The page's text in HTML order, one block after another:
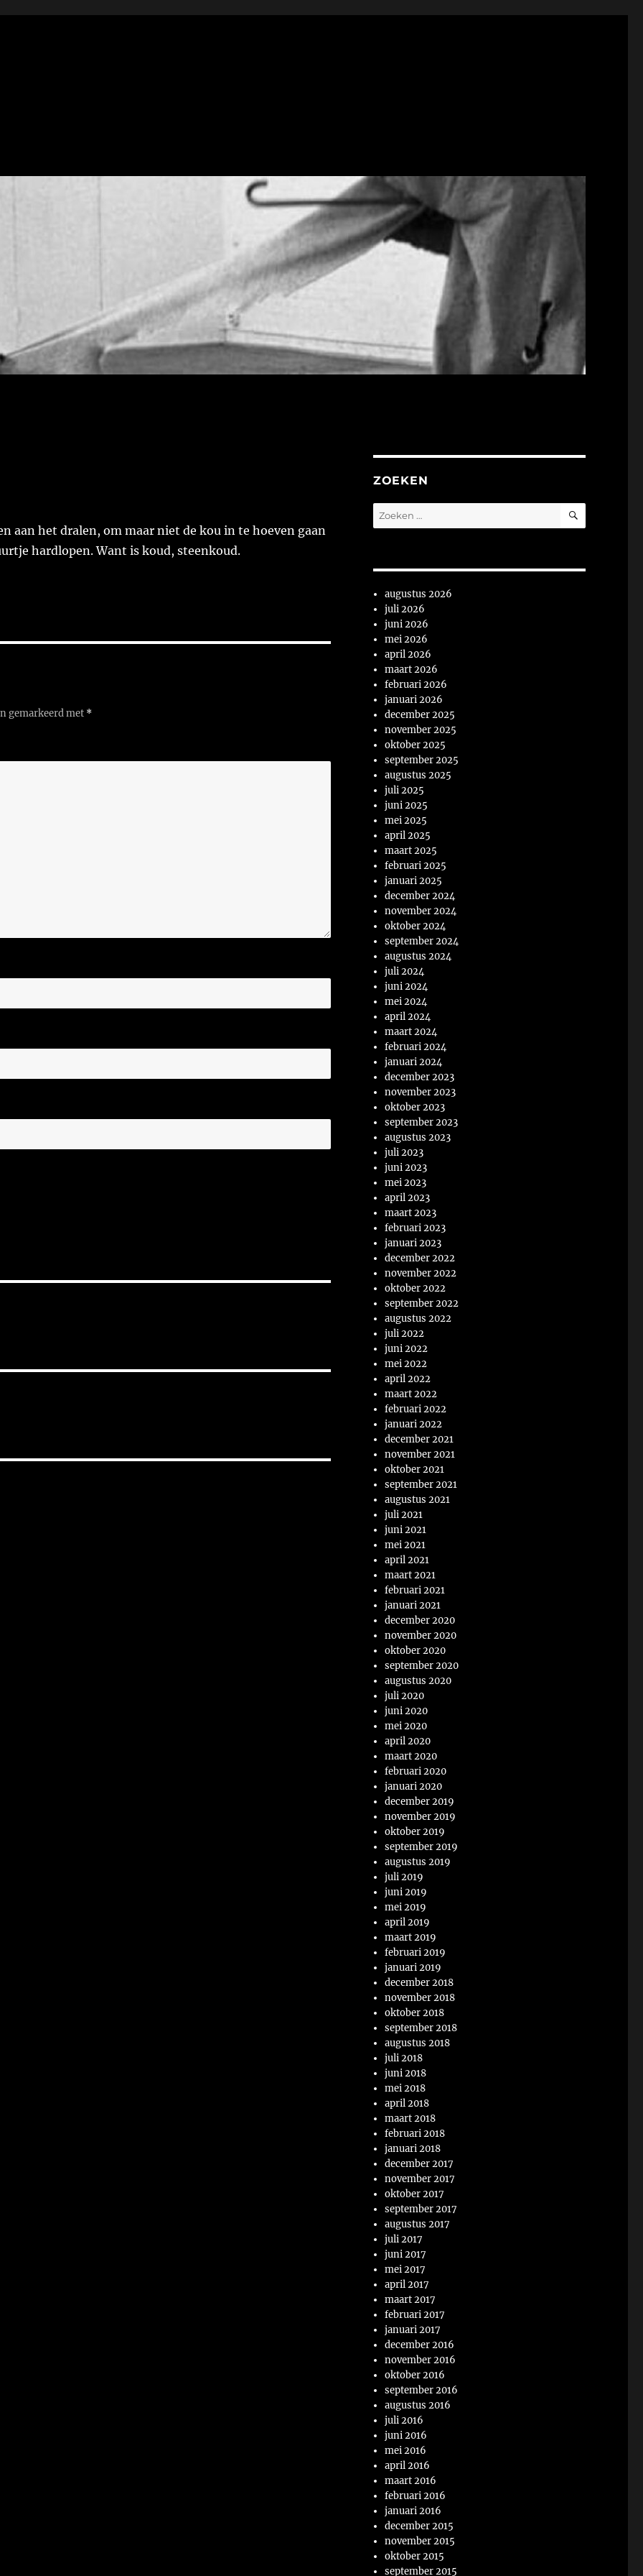
aan het dralen, om maar niet de kou in te hoeven gaan
hardlopen. Want is koud, steenkoud.
gemarkeerd met *
ZOEKEN
Zoeken
naar:
ZOEKEN
augustus 2026
juli 2026
juni 2026
mei 2026
april 2026
maart 2026
februari 2026
januari 2026
december 2025
november 2025
oktober 2025
september 2025
augustus 2025
juli 2025
juni 2025
mei 2025
april 2025
maart 2025
februari 2025
januari 2025
december 2024
november 2024
oktober 2024
september 2024
augustus 2024
juli 2024
juni 2024
mei 2024
april 2024
maart 2024
februari 2024
januari 2024
december 2023
november 2023
oktober 2023
september 2023
augustus 2023
juli 2023
juni 2023
mei 2023
april 2023
maart 2023
februari 2023
januari 2023
december 2022
november 2022
oktober 2022
september 2022
augustus 2022
juli 2022
juni 2022
mei 2022
april 2022
maart 2022
februari 2022
januari 2022
december 2021
november 2021
oktober 2021
september 2021
augustus 2021
juli 2021
juni 2021
mei 2021
april 2021
maart 2021
februari 2021
januari 2021
december 2020
november 2020
oktober 2020
september 2020
augustus 2020
juli 2020
juni 2020
mei 2020
april 2020
maart 2020
februari 2020
januari 2020
december 2019
november 2019
oktober 2019
september 2019
augustus 2019
juli 2019
juni 2019
mei 2019
april 2019
maart 2019
februari 2019
januari 2019
december 2018
november 2018
oktober 2018
september 2018
augustus 2018
juli 2018
juni 2018
mei 2018
april 2018
maart 2018
februari 2018
januari 2018
december 2017
november 2017
oktober 2017
september 2017
augustus 2017
juli 2017
juni 2017
mei 2017
april 2017
maart 2017
februari 2017
januari 2017
december 2016
november 2016
oktober 2016
september 2016
augustus 2016
juli 2016
juni 2016
mei 2016
april 2016
maart 2016
februari 2016
januari 2016
december 2015
november 2015
oktober 2015
september 2015